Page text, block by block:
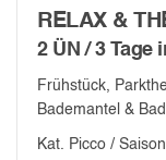
RELAX &
2 ÜN / 3 Tage
Frühstück,
Bademantel &
Kat. Picco /